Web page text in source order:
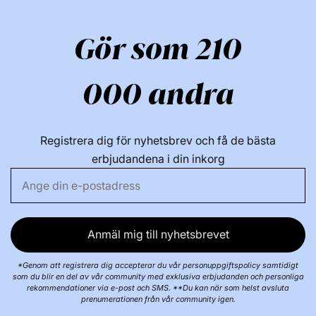
Gör som 210
000 andra
Registrera dig för nyhetsbrev och få de bästa
erbjudandena i din inkorg
Anmäl mig till nyhetsbrevet
*Genom att registrera dig accepterar du vår personuppgiftspolicy samtidigt
som du blir en del av vår community med exklusiva erbjudanden och personliga
rekommendationer via e-post och SMS. **Du kan när som helst avsluta
prenumerationen från vår community igen.